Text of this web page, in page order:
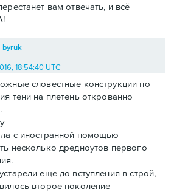
вам отвечать, и всё
byruk
18:54:40 UTC
словестные конструкции по
тени на плетень открованно
с иностранной помощью
несколько дредноутов первого
еще до вступления в строй,
второе поколение -